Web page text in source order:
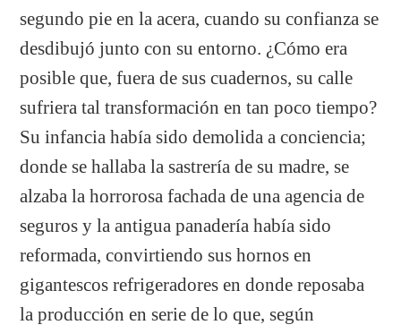
segundo pie en la acera, cuando su confianza se
desdibujó junto con su entorno. ¿Cómo era
posible que, fuera de sus cuadernos, su calle
sufriera tal transformación en tan poco tiempo?
Su infancia había sido demolida a conciencia;
donde se hallaba la sastrería de su madre, se
alzaba la horrorosa fachada de una agencia de
seguros y la antigua panadería había sido
reformada, convirtiendo sus hornos en
gigantescos refrigeradores en donde reposaba
la producción en serie de lo que, según